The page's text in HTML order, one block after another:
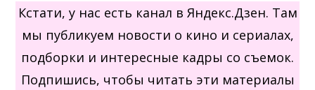
Кстати, у нас есть канал в Яндекс.Дзен. Там
мы публикуем новости о кино и сериалах,
подборки и интересные кадры со съемок.
Подпишись, чтобы читать эти материалы